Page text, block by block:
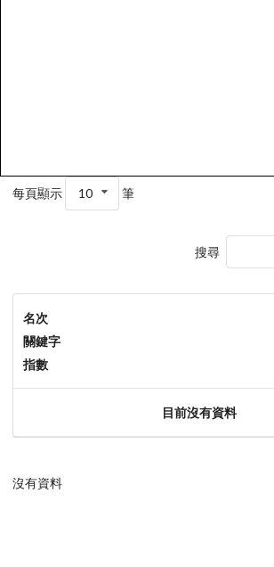
每頁顯示 10 筆
搜尋
名次
關鍵字
指數
目前沒有資料
沒有資料